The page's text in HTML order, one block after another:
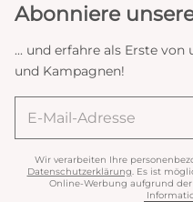
Abonniere
... und erfahre als Erste
und Kampagnen!
Wir verarbeiten Ihre
Datenschutzerklärung . Es ist
Online-Werbung aufgrund